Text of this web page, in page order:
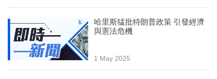
哈里斯猛批特朗普政策 引發經濟
與憲法危機
1 May 2025